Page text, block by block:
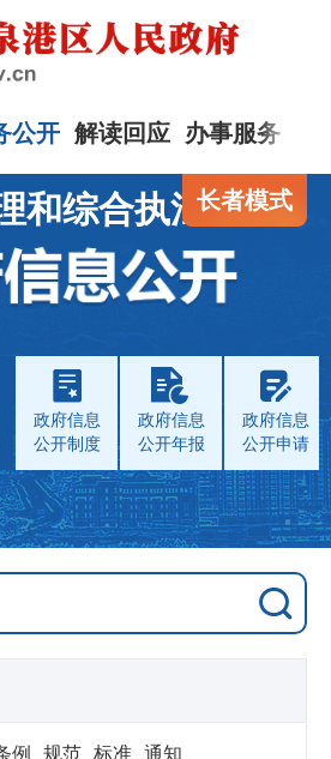
公开 解读回应 办事服务
长者模式
和综合执法局
政府信息
公开制度
政府信息
公开年报
政府信息
公开申请
例 规范 标准 通知